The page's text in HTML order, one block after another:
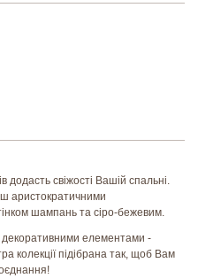
додасть свіжості Вашій спальні.
аристократичними
шампань та сіро-бежевим.
декоративними елементами -
колекції підібрана так, щоб Вам